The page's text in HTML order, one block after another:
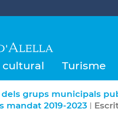
cultural Turisme
dels grups municipals
mandat 2019-2023 |